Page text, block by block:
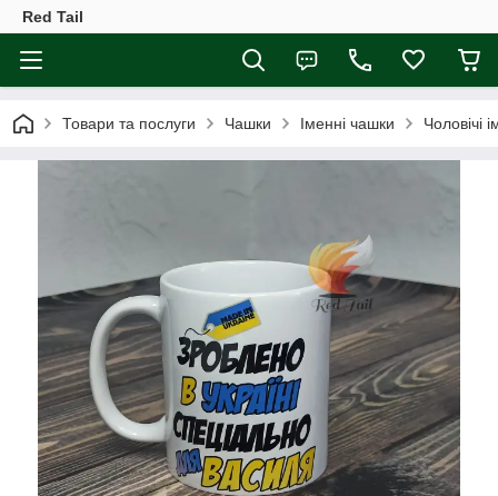
Red Tail
Товари та послуги Чашки Іменні чашки Чоловічі